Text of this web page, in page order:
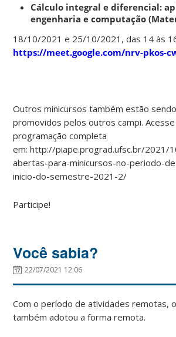
Cálculo integral e diferencial:
engenharia e computação
18/10/2021 e 25/10/2021, das 14 às
https://meet.google.com/nrv-pkos-
Outros minicursos também estão sendo
promovidos pelos outros campi. Acesse
programação completa
em: http://piape.prograd.ufsc.br/2021/
abertas-para-minicursos-no-periodo-
inicio-do-semestre-2021-2/
Participe!
Você sabia?
22/07/2021 12:06
Com o período de atividades remotas,
também adotou a forma remota.